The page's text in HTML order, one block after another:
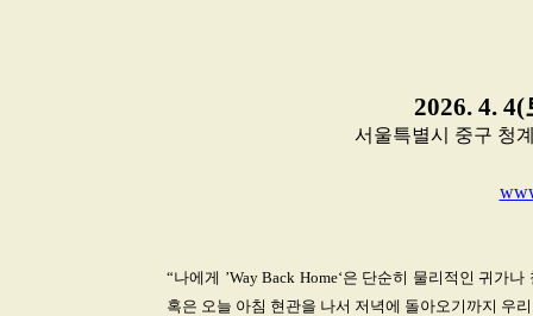
2026. 4.
서울특별시 중구 청
“나에게 ’Way Back Home‘은 단순히 물리적인 귀가
혹은 오늘 아침 현관을 나서 저녁에 돌아오기까지 우